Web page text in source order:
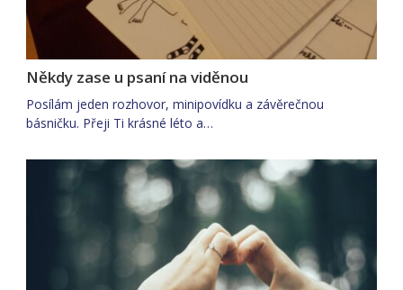
Někdy zase u psaní na viděnou
Posílám jeden rozhovor, minipovídku a závěrečnou
básničku. Přeji Ti krásné léto a…